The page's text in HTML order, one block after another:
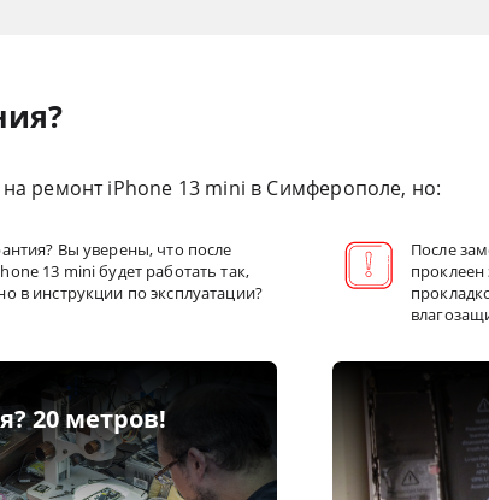
ремонт iPhone 13 mini в Симферополе, но:
Вы уверены, что после
13 mini будет работать так,
в инструкции по эксплуатации?
20 метров!
После
проклеен